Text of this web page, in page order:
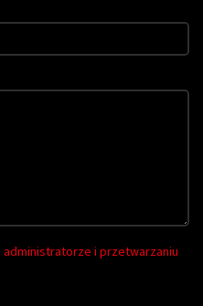
administratorze i przetwarzaniu